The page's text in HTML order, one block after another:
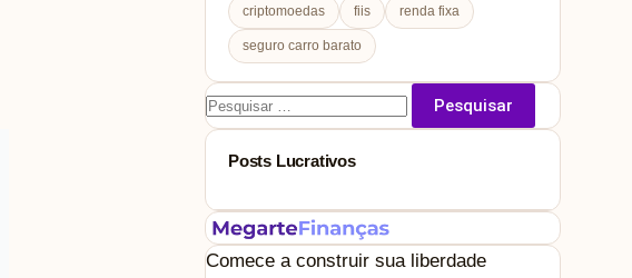
criptomoedas fiis renda fixa
seguro carro barato
Pesquisar
por:
Posts Lucrativos
Comece a construir sua liberdade